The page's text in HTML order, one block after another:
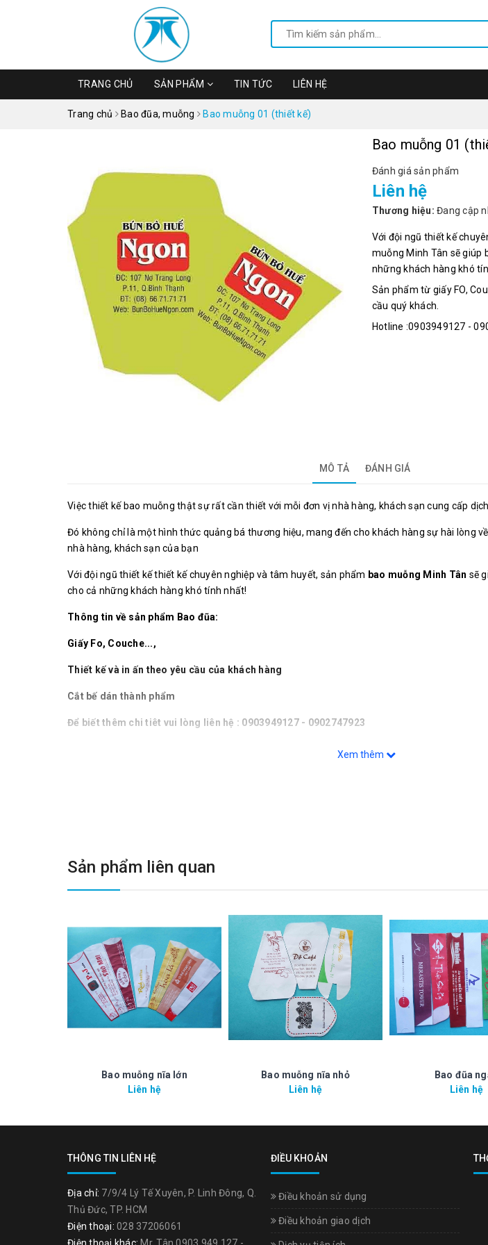
TRANG CHỦ SẢN PHẨM TIN TỨC LIÊN HỆ
Trang chủ Bao đũa, muỗng Bao muỗng 01 (thiết kế)
Bao muỗng 01
Đánh giá sản phẩm
Liên hệ
Thương hiệu: Đang cập
Với đội ngũ thiết kế
muỗng Minh Tân sẽ giúp
những khách hàng khó
Sản phẩm từ giấy FO,
cầu quý khách.
Hotline :0903949127 -
MÔ TẢ ĐÁNH GIÁ
Việc thiết kế bao muỗng thật sự rất cần thiết với mỗi đơn vị nhà hàng, khách sạn cung cấp
Đó không chỉ là một hình thức quảng bá thương hiệu, mang đến cho khách hàng sự hài lòng
nhà hàng, khách sạn của bạn
Với đội ngũ thiết kế thiết kế chuyên nghiệp và tâm huyết, sản phẩm bao muỗng Minh Tân sẽ
cho cả những khách hàng khó tính nhất!
Thông tin về sản phẩm Bao đũa:
Giấy Fo, Couche...,
Thiết kế và in ấn theo yêu cầu của khách hàng
Cắt bế dán thành phẩm
Để biết thêm chi tiêt vui lòng liên hệ : 0903949127 - 0902747923
Xem thêm
Sản phẩm liên quan
Bao muỗng nĩa lớn
Liên hệ
Bao muỗng nĩa nhỏ
Liên hệ
Bao đũa
Liên hệ
THÔNG TIN LIÊN HỆ
Địa chỉ: 7/9/4 Lý Tế Xuyên, P. Linh Đông, Q.
Thủ Đức, TP. HCM
Điện thoại: 028 37206061
ĐIỀU KHOẢN
Điều khoản sử dụng
Điều khoản giao dịch